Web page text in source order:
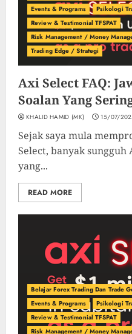
Events & Programs
Psikologi
Review & Testimonial TFSPAT
Risk Management / Money
Trading Edge / Strategi
Axi Select FAQ:
Soalan Yang
KHALID HAMID (MK) 15/07/
Sejak saya mula
Select, banyak sungguh
yang...
READ MORE
Belajar Forex Trading Dan Trade
Events & Programs
Psikologi
Review & Testimonial TFSPAT
Risk Management / Money